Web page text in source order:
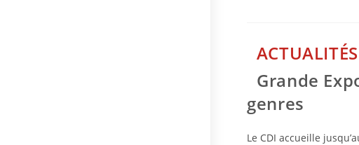
ACTUALITÉS
Grande
genres
Le CDI accueille